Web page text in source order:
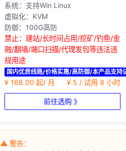
系统：支持Win Linux
虚拟化：KVM
防御：100G高防
禁止：建站/长时间占用/挖矿/钓鱼/金
融/翻墙/端口扫描/代理发包等违法违
规用途
国内优质线路/价格实惠/高防御/本产品支持
¥ 168.00 起/ 月 ¥ 5 / 试用 8 小时
前往选购 》
⚠ 警告：